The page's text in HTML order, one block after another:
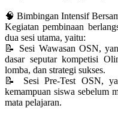
🧠 Bimbingan Intensif
Kegiatan pembinaan
dua sesi utama, yaitu:
📝 Sesi Wawasan OSN,
dasar seputar kompetisi
lomba, dan strategi sukses.
📝 Sesi Pre-Test OSN,
kemampuan siswa sebelum
mata pelajaran.